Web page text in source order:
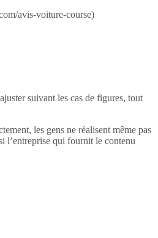
avis-voiture-course)
suivant les cas de figures, tout
les gens ne réalisent même pas
l’entreprise qui fournit le contenu